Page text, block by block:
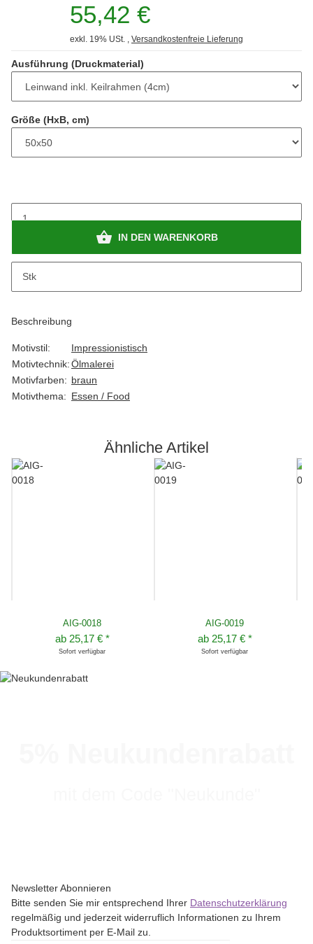
55,42 €
exkl. 19% USt. , Versandkostenfreie Lieferung
Ausführung (Druckmaterial)
Größe (HxB, cm)
Stk
IN DEN WARENKORB
Beschreibung
Motivstil:
Impressionistisch
Motivtechnik:Ölmalerei
Motivfarben: braun
Motivthema: Essen / Food
Ähnliche Artikel
AIG-0018
ab 25,17 € *
Sofort verfügbar
AIG-0019
ab 25,17 € *
Sofort verfügbar
Newsletter Abonnieren
Bitte senden Sie mir entsprechend Ihrer Datenschutzerklärung
regelmäßig und jederzeit widerruflich Informationen zu Ihrem
Produktsortiment per E-Mail zu.